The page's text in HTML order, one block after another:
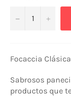
− +
Focaccia
Sabrosos
productos que